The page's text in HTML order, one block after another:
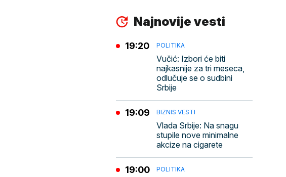
Najnovije vesti
POLITIKA
Vučić: Izbori će biti
najkasnije za tri meseca,
odlučuje se o sudbini
Srbije
19:20
BIZNIS VESTI
Vlada Srbije: Na snagu
stupile nove minimalne
akcize na cigarete
19:09
POLITIKA
19:00